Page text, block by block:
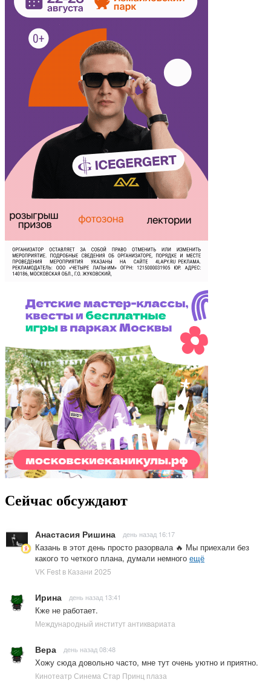
Сейчас обсуждают
Анастасия Ришина день назад 16:17
Казань в этот день просто разорвала 🔥 Мы приехали без
какого то четкого плана, думали немного ещё
VK Fest в Казани 2025
Ирина день назад 13:41
Кже не работает.
Международный институт антиквариата
Вера день назад 08:48
Хожу сюда довольно часто, мне тут очень уютно и приятно.
Кинотеатр Синема Стар Принц плаза